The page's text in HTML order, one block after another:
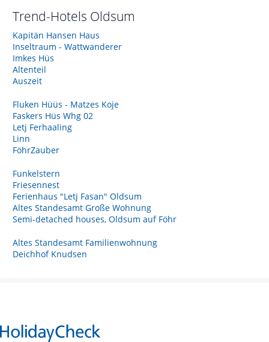
Trend-Hotels Oldsum
Kapitän Hansen Haus
Inseltraum - Wattwanderer
Imkes Hüs
Altenteil
Auszeit
Fluken Hüüs - Matzes Koje
Faskers Hüs Whg 02
Letj Ferhaaling
Linn
FöhrZauber
Funkelstern
Friesennest
Ferienhaus "Letj Fasan" Oldsum
Altes Standesamt Große Wohnung
Semi-detached houses, Oldsum auf Föhr
Altes Standesamt Familienwohnung
Deichhof Knudsen